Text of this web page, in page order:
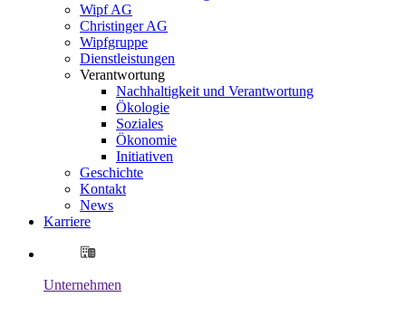
Wipf AG
Christinger AG
Wipfgruppe
Dienstleistungen
Verantwortung
Nachhaltigkeit und Verantwortung
Ökologie
Soziales
Ökonomie
Initiativen
Geschichte
Kontakt
News
Karriere
Unternehmen